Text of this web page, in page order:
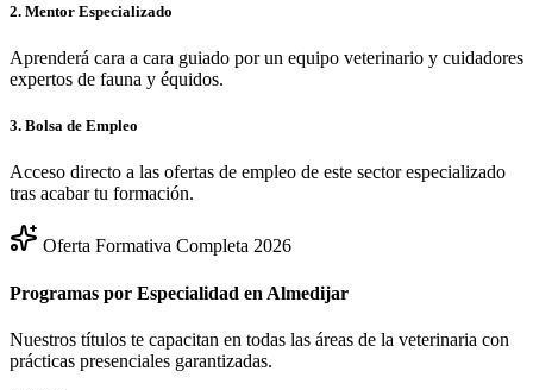
2. Mentor Especializado
Aprenderá cara a cara guiado por un equipo veterinario y cuidadores
expertos de fauna y équidos.
3. Bolsa de Empleo
Acceso directo a las ofertas de empleo de este sector especializado
tras acabar tu formación.
Oferta Formativa Completa 2026
Programas por Especialidad en Almedijar
Nuestros títulos te capacitan en todas las áreas de la veterinaria con
prácticas presenciales garantizadas.